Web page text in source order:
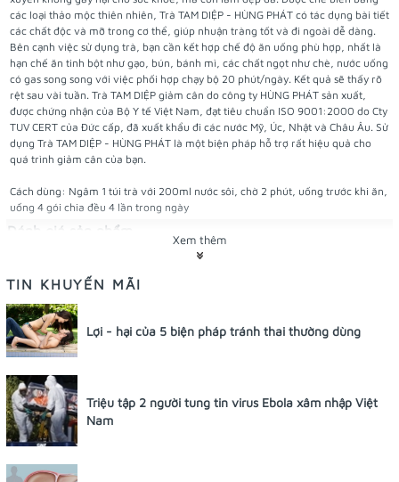
các loại thảo mộc thiên nhiên, Trà TAM DIỆP - HÙNG PHÁT có tác dụng bài tiết
các chất độc và mỡ trong cơ thể, giúp nhuận tràng tốt và đi ngoài dễ dàng.
Bên cạnh việc sử dụng trà, bạn cần kết hợp chế độ ăn uống phù hợp, nhất là
hạn chế ăn tinh bột như gạo, bún, bánh mì, các chất ngọt như chè, nước uống
có gas song song với việc phối hợp chạy bộ 20 phút/ngày. Kết quả sẽ thấy rõ
rệt sau vài tuần. Trà TAM DIỆP giảm cân do công ty HÙNG PHÁT sản xuất,
được chứng nhận của Bộ Y tế Việt Nam, đạt tiêu chuẩn ISO 9001:2000 do Cty
TUV CERT của Đức cấp, đã xuất khẩu đi các nước Mỹ, Úc, Nhật và Châu Âu. Sử
dụng Trà TAM DIỆP - HÙNG PHÁT là một biện pháp hỗ trợ rất hiệu quả cho
quá trình giảm cân của bạn.
Cách dùng: Ngâm 1 túi trà với 200ml nước sôi, chờ 2 phút, uống trước khi ăn,
uống 4 gói chia đều 4 lần trong ngày
Đánh giá sản phẩm
Sản phẩm được đánh giá dựa trên
bình luận của người sử dụng.
Có0(0%) khách hàng đánh giá cho sản
phẩm này "hoàn hảo" (9-10 điểm)
Có0(0%) khách hàng đánh giá cho sản
phẩm này "tốt" (7-8 điểm)
Có0(0%) khách hàng đánh giá cho sản
phẩm này "trung bình" (5-6 điểm)
Có0(0%) khách hàng đánh giá cho sản
phẩm này "yếu" (3-4 điểm)
phẩm này "kém" (1-2 điểm)
Xem thêm
TIN KHUYẾN MÃI
Lợi - hại của 5 biện pháp tránh thai thường dùng
Triệu tập 2 người tung tin virus Ebola xâm nhập Việt
Nam